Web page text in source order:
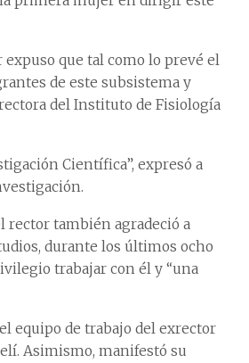
que tal como lo prevé el
de este subsistema y
del Instituto de Fisiología
Científica”, expresó a
rector también agradeció a
durante los últimos ocho
trabajar con él y “una
equipo de trabajo del exrector
Asimismo, manifestó su